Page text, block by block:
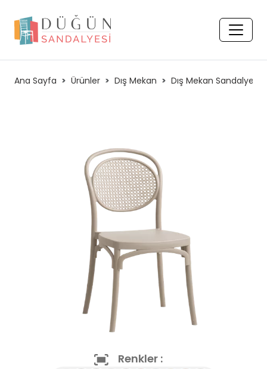
Ana Sayfa Ürünler Dış Mekan Dış Mekan Sandalyeleri
Renkler :